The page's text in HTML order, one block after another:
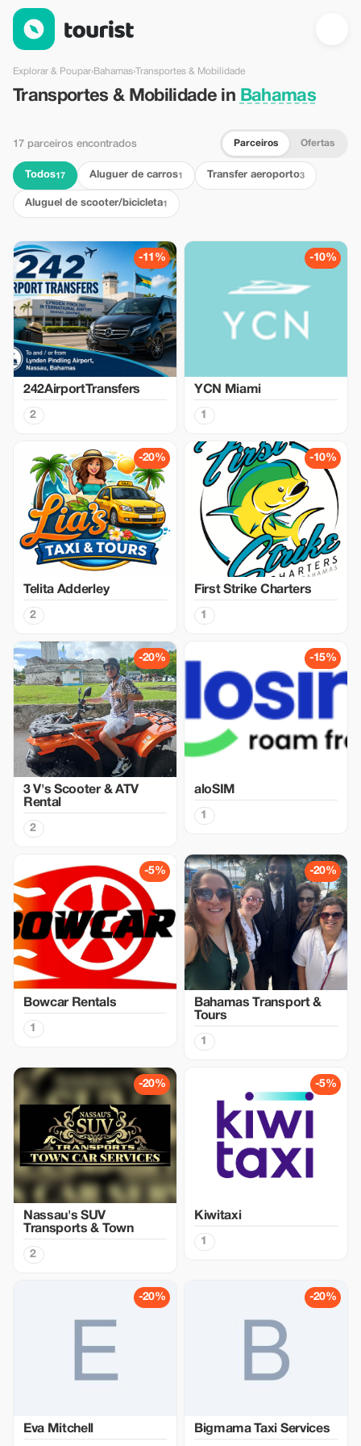
Transportes & Mobilidade em Bahamas — Tourist
Explorar & Poupar›Bahamas›Transportes & Mobilidade
Transportes & Mobilidade in Bahamas
17 parceiros encontrados Parceiros Ofertas
Todos17 Aluguer de carros1 Transfer aeroporto3
Aluguel de scooter/bicicleta1
-11%
242AirportTransfers
2
-10%
YCN Miami
1
-20%
Telita Adderley
2
-10%
First Strike Charters
1
-20%
3 V's Scooter & ATV
Rental
2
-15%
aloSIM
1
-5%
Bowcar Rentals
1
-20%
Bahamas Transport &
Tours
1
-20%
Nassau's SUV
Transports & Town
2
-5%
Kiwitaxi
1
-20%
Eva Mitchell
-20%
Bigmama Taxi Services